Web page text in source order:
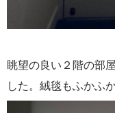
眺望の良い２階の部
した。絨毯もふかふ